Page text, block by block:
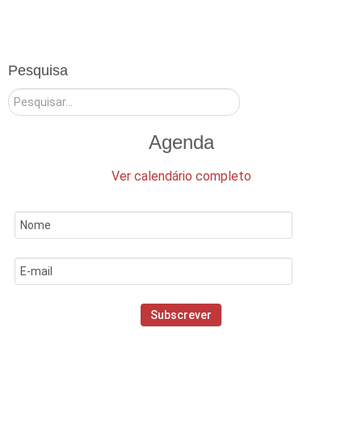
Pesquisa
Pesquisar
Agenda
Ver calendário completo